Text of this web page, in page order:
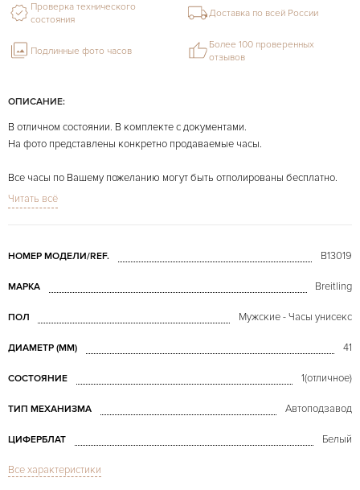
ОПИСАНИЕ:
В отличном состоянии. В комплекте с документами.
На фото представлены конкретно продаваемые часы.
Все часы по Вашему пожеланию могут быть отполированы бесплатно.
Читать всё
НОМЕР МОДЕЛИ/REF. B13019
МАРКА Breitling
ПОЛ Мужские - Часы унисекс
ДИАМЕТР (MM) 41
СОСТОЯНИЕ 1(отличное)
ТИП МЕХАНИЗМА Автоподзавод
ЦИФЕРБЛАТ Белый
СТЕКЛО
Все характеристики
Проверка технического
состояния
Доставка по всей России
Подлинные фото часов
Более 100 проверенных
отзывов